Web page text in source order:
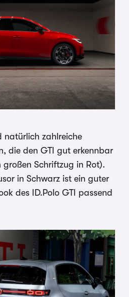
natürlich zahlreiche
die den GTI gut erkennbar
Schriftzug in Rot).
in Schwarz ist ein guter
des ID.Polo GTI passend